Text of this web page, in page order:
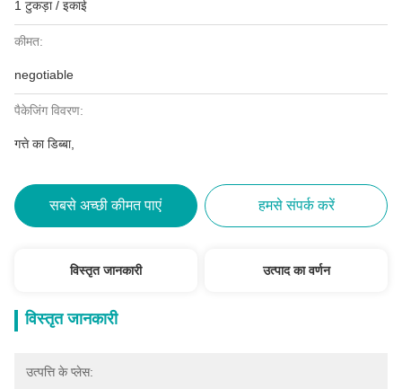
1 टुकड़ा / इकाई
कीमत:
negotiable
पैकेजिंग विवरण:
गत्ते का डिब्बा,
सबसे अच्छी कीमत पाएं हमसे संपर्क करें
विस्तृत जानकारी उत्पाद का वर्णन
विस्तृत जानकारी
उत्पत्ति के प्लेस: